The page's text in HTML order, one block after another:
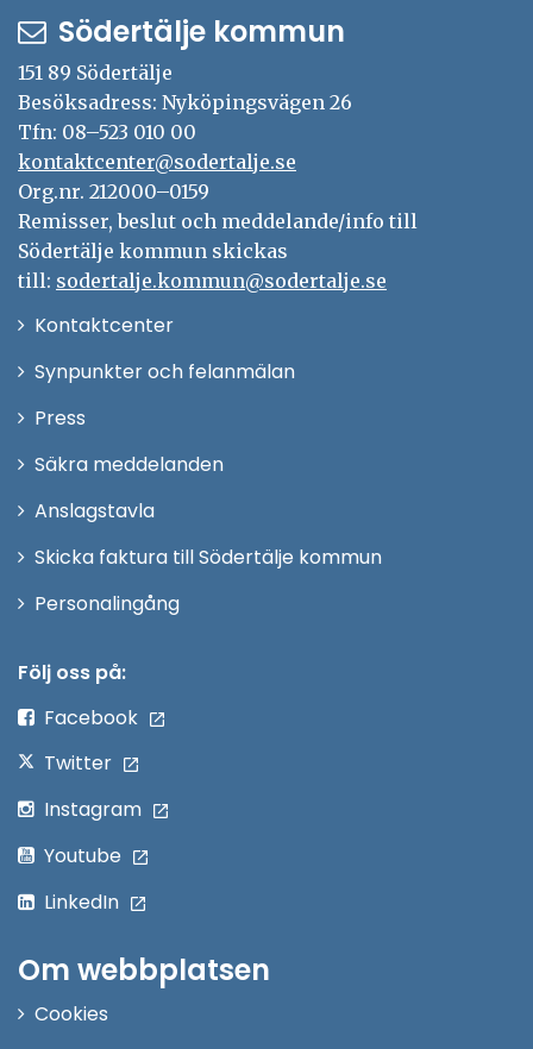
Södertälje kommun
151 89 Södertälje
Besöksadress: Nyköpingsvägen 26
Tfn: 08–523 010 00
kontaktcenter@sodertalje.se
Org.nr. 212000–0159
Remisser, beslut och meddelande/info till
Södertälje kommun skickas
till: sodertalje.kommun@sodertalje.se
KontaktcenterÖppna
Synpunkter och felanmälan
Press
fönster
Säkra meddelanden
Anslagstavla
Skicka faktura till Södertälje kommun
PersonalingångÖppna
Följ oss på:
Facebook
Twitter
Instagram
Youtube
LinkedIn
Om webbplatsen
Cookies